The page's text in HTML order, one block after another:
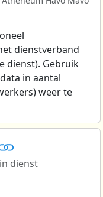
dienstverband
dienst). Gebruik
in aantal
weer te
dienst